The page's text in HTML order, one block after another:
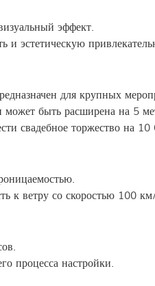
эффект.
эстетическую
для крупных
быть расширена на 5
свадебное торжество на 10
к ветру со скоростью 100
процесса настройки.